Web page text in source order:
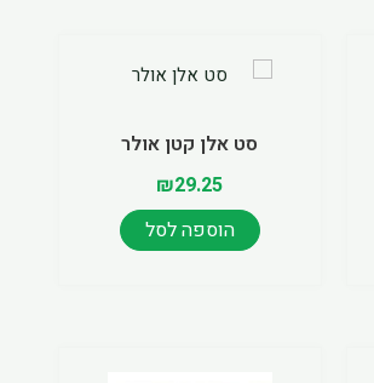
סט אלן קטן אולר
₪29.25
הוספה לסל